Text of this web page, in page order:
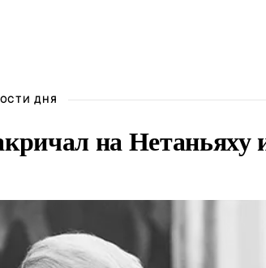
ДНЯ
на Нетаньяху